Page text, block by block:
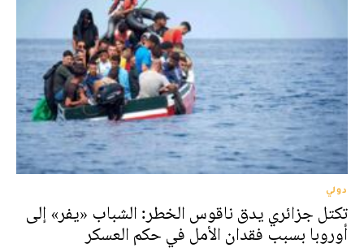
دولي
تكتل جزائري يدق ناقوس الخطر: الشباب «يفر» إلى
أوروبا بسبب فقدان الأمل في حكم العسكر